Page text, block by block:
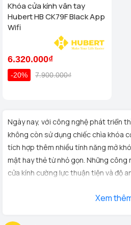
Khóa cửa kính vân tay
Hubert HB CK79F Black App
Wifi
6.320.000₫
-20% 7.900.000₫
Ngày nay, với công nghệ phát triển
không còn sử dụng chiếc chìa khóa
tích hợp thêm nhiều tính năng mở
mật hay thẻ từ nhỏ gọn. Những công
cửa kính cường lực thuận tiện và độ
được lựa chọn từ các thương hiệu nổi
Xem